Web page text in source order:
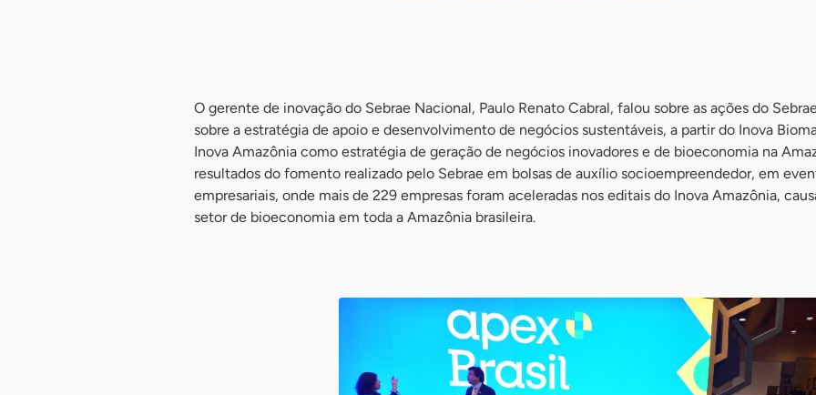
O gerente de inovação do Sebrae Nacional, Paulo Renato Cabral, falou sobre as ações do
sobre a estratégia de apoio e desenvolvimento de negócios sustentáveis, a partir do Inova
Inova Amazônia como estratégia de geração de negócios inovadores e de bioeconomia na
resultados do fomento realizado pelo Sebrae em bolsas de auxílio socioempreendedor, em
empresariais, onde mais de 229 empresas foram aceleradas nos editais do Inova Amazônia,
setor de bioeconomia em toda a Amazônia brasileira.